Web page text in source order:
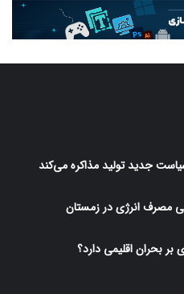
جدید تولید مذاکره می‌کند
مصرف انرژی در زمستان
بر بحران اقلیمی دارد؟